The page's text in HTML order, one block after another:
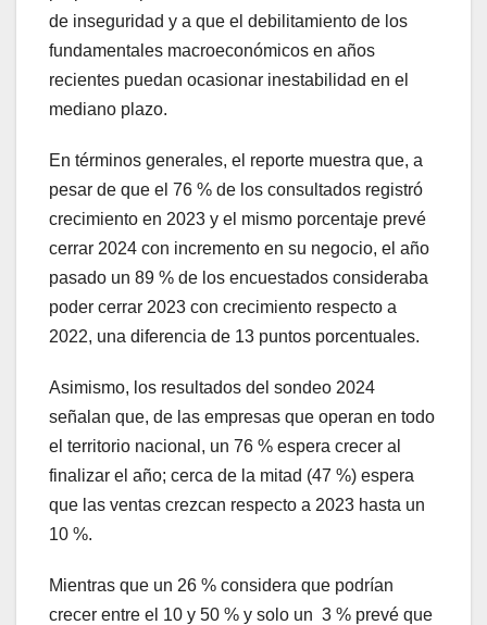
de inseguridad y a que el debilitamiento de los
fundamentales macroeconómicos en años
recientes puedan ocasionar inestabilidad en el
mediano plazo.
En términos generales, el reporte muestra que, a
pesar de que el 76 % de los consultados registró
crecimiento en 2023 y el mismo porcentaje prevé
cerrar 2024 con incremento en su negocio, el año
pasado un 89 % de los encuestados consideraba
poder cerrar 2023 con crecimiento respecto a
2022, una diferencia de 13 puntos porcentuales.
Asimismo, los resultados del sondeo 2024
señalan que, de las empresas que operan en todo
el territorio nacional, un 76 % espera crecer al
finalizar el año; cerca de la mitad (47 %) espera
que las ventas crezcan respecto a 2023 hasta un
10 %.
Mientras que un 26 % considera que podrían
crecer entre el 10 y 50 % y solo un 3 % prevé que